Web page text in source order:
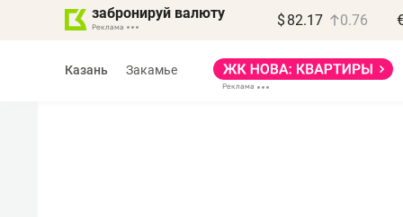
забронируй валюту $ 82.17 0.76
Казань Закамье